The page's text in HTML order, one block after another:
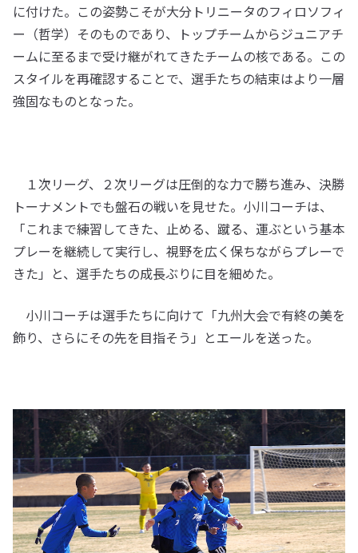
に付けた。この姿勢こそが大分トリニータのフィロソフィ
ー（哲学）そのものであり、トップチームからジュニアチ
ームに至るまで受け継がれてきたチームの核である。この
スタイルを再確認することで、選手たちの結束はより一層
強固なものとなった。
１次リーグ、２次リーグは圧倒的な力で勝ち進み、決勝
トーナメントでも盤石の戦いを見せた。小川コーチは、
「これまで練習してきた、止める、蹴る、運ぶという基本
プレーを継続して実行し、視野を広く保ちながらプレーで
きた」と、選手たちの成長ぶりに目を細めた。
小川コーチは選手たちに向けて「九州大会で有終の美を
飾り、さらにその先を目指そう」とエールを送った。